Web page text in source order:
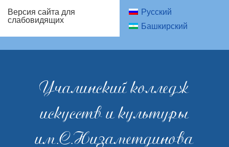
Версия сайта для
слабовидящих
Русский
Башкирский
Учалинский колледж
искусств и культуры
им.С.Низаметдинова